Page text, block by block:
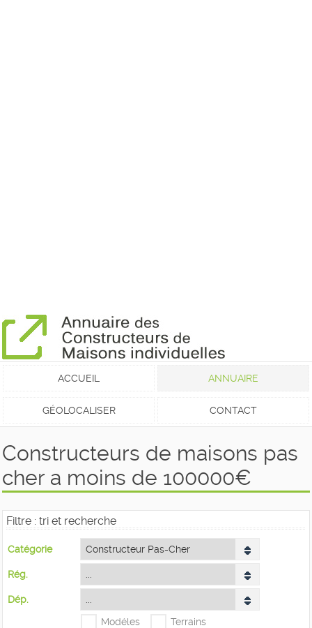
ACCUEIL ANNUAIRE
GÉOLOCALISER CONTACT
Constructeurs de maisons pas
cher a moins de 100000€
Filtre : tri et recherche
Catégorie
Rég.
Dép.
Modéles
Terrains